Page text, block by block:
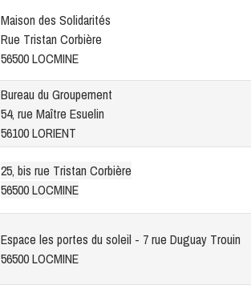
Maison des Solidarités
Rue Tristan Corbière
56500 LOCMINE
Bureau du Groupement
54, rue Maître Esuelin
56100 LORIENT
25, bis rue Tristan Corbière
56500 LOCMINE
Espace les portes du soleil - 7 rue Duguay Trouin
56500 LOCMINE